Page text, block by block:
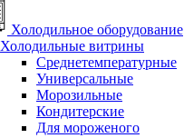
Холодильное оборудование
Холодильные витрины
Среднетемпературные
Универсальные
Морозильные
Кондитерские
Для мороженого